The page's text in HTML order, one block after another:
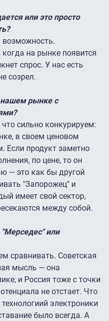
или это просто
возможность.
на рынке появится
спрос. У нас есть
созрел.
нашем рынке с
сильно конкурируем:
в своем ценовом
Если продукт заметно
по цене, то он
— это как бы другой
"Запорожец" и
имеет свой сектор,
между собой.
или
сравнивать. Советская
мысль — она
и Россия тоже с точки
не отстает. Что
электроники
было всегда. А